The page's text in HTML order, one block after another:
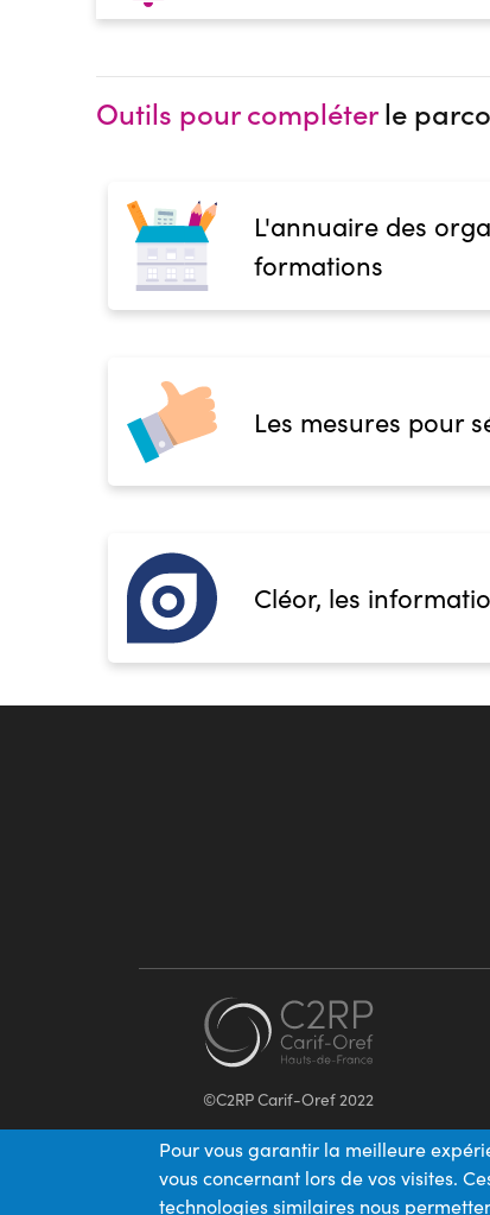
Outils pour compléterle
L'annuaire des
formations
Les mesures pour
Cléor, les
©C2RP Carif-Oref 2022
Pour vous garantir la meilleure
vous concernant lors de vos visites.
technologies similaires nous